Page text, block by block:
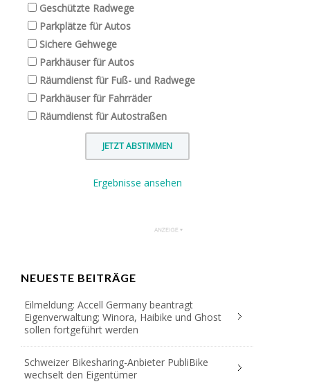
Geschützte Radwege
Parkplätze für Autos
Sichere Gehwege
Parkhäuser für Autos
Räumdienst für Fuß- und Radwege
Parkhäuser für Fahrräder
Räumdienst für Autostraßen
Ergebnisse ansehen
NEUESTE BEITRÄGE
Eilmeldung: Accell Germany beantragt
Eigenverwaltung; Winora, Haibike und Ghost
sollen fortgeführt werden
Schweizer Bikesharing-Anbieter PubliBike
wechselt den Eigentümer